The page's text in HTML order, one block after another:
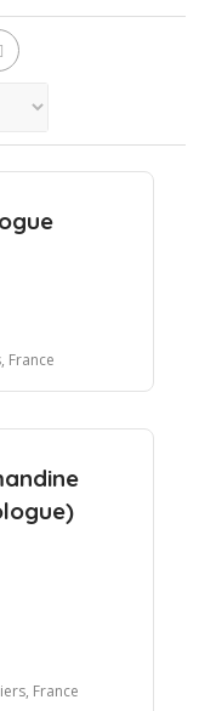
France
France